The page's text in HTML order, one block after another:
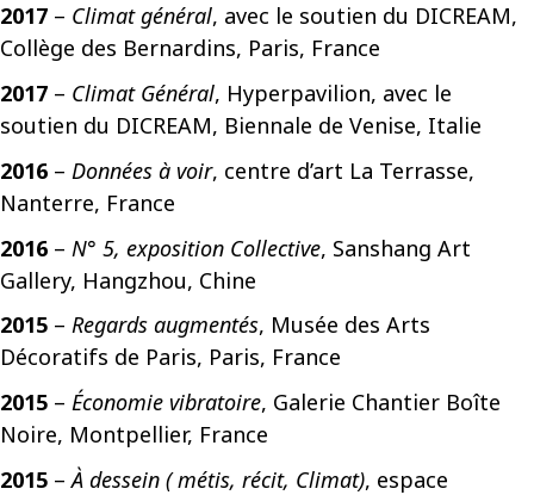
2017 – Climat général, avec le soutien du DICREAM,
Collège des Bernardins, Paris, France
2017 – Climat Général, Hyperpavilion, avec le
soutien du DICREAM, Biennale de Venise, Italie
2016 – Données à voir, centre d’art La Terrasse,
Nanterre, France
2016 – N° 5, exposition Collective, Sanshang Art
Gallery, Hangzhou, Chine
2015 – Regards augmentés, Musée des Arts
Décoratifs de Paris, Paris, France
2015 – Économie vibratoire, Galerie Chantier Boîte
Noire, Montpellier, France
2015 – À dessein ( métis, récit, Climat), espace